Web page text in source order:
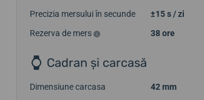
Precizia mersului în secunde
±15 s / zi
Rezerva de mers
38 ore
Cadran și carcasă
Dimensiune carcasa
42 mm